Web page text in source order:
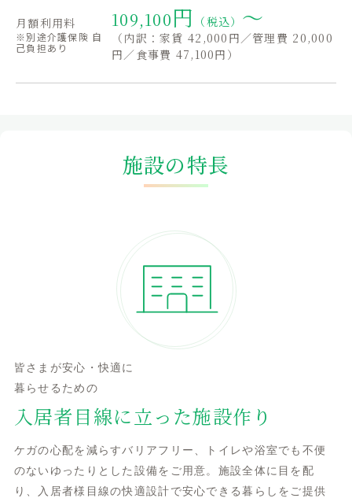
月額利用料
※別途介護保険 自
己負担あり
109,100円 （税込） 〜
（内訳：家賃 42,000円／管理費 20,000
円／食事費 47,100円）
施設の特長
皆さまが安心・快適に
暮らせるための
入居者目線に立った施設作り
ケガの心配を減らすバリアフリー、トイレや浴室でも不便
のないゆったりとした設備をご用意。施設全体に目を配
り、入居者様目線の快適設計で安心できる暮らしをご提供